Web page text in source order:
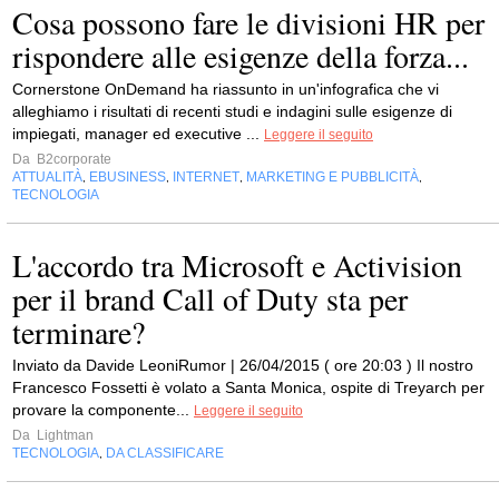
Cosa possono fare le divisioni HR per
rispondere alle esigenze della forza...
Cornerstone OnDemand ha riassunto in un'infografica che vi
alleghiamo i risultati di recenti studi e indagini sulle esigenze di
impiegati, manager ed executive ...
Leggere il seguito
Da B2corporate
ATTUALITÀ EBUSINESS INTERNET MARKETING E PUBBLICITÀ
TECNOLOGIA
L'accordo tra Microsoft e Activision
per il brand Call of Duty sta per
terminare?
Inviato da Davide LeoniRumor | 26/04/2015 ( ore 20:03 ) Il nostro
Francesco Fossetti è volato a Santa Monica, ospite di Treyarch per
provare la componente...
Leggere il seguito
Da Lightman
TECNOLOGIA DA CLASSIFICARE